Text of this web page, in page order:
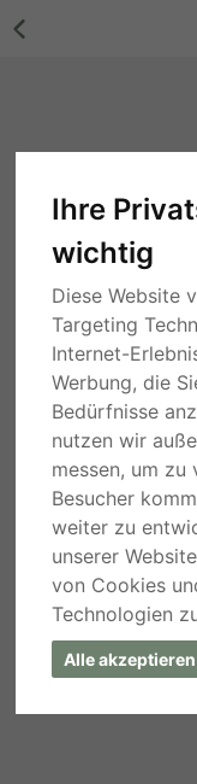
Ihre
wichtig
Diese Website
Targeting
Internet-
Werbung, die
Bedürfnisse
nutzen wir
messen, um zu
Besucher
weiter zu
unserer
von Cookies
Technologien
Alle akzeptieren